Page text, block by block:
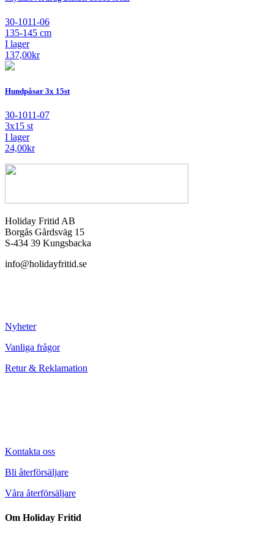
30-1011-06
135-145 cm
I lager
137,00kr
Hundpåsar 3x 15st
30-1011-07
3x15 st
I lager
24,00kr
Holiday Fritid AB
Borgås Gårdsväg 15
S-434 39 Kungsbacka
info@holidayfritid.se
Nyheter
Vanliga frågor
Retur & Reklamation
Kontakta oss
Bli återförsäljare
Våra återförsäljare
Om Holiday Fritid